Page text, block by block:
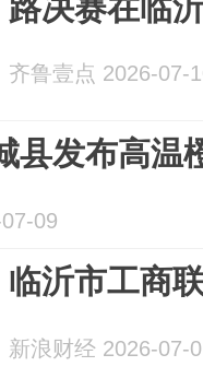
路决赛在临
齐鲁壹点 2026-07-
县发布高温
09
临沂市工商
新浪财经 2026-07-